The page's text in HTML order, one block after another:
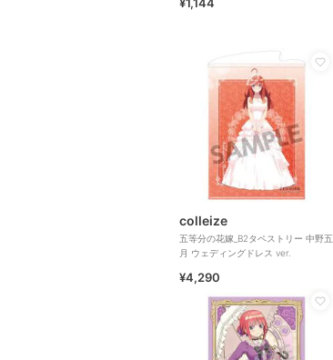
colleize
五等分の花嫁_B2タペストリー 中野五
月 ウェディングドレス ver.
¥4,290